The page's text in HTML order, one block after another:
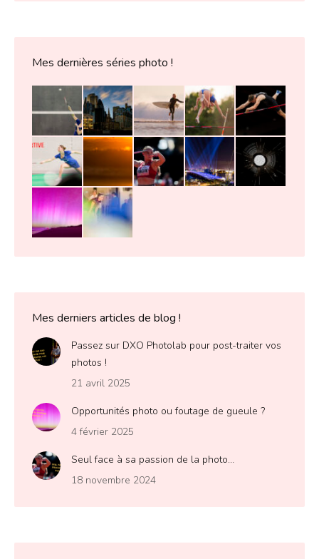
Mes dernières séries photo !
Mes derniers articles de blog !
Passez sur DXO Photolab pour post-traiter vos
photos !
21 avril 2025
Opportunités photo ou foutage de gueule ?
4 février 2025
Seul face à sa passion de la photo…
18 novembre 2024